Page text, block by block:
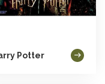
Potter